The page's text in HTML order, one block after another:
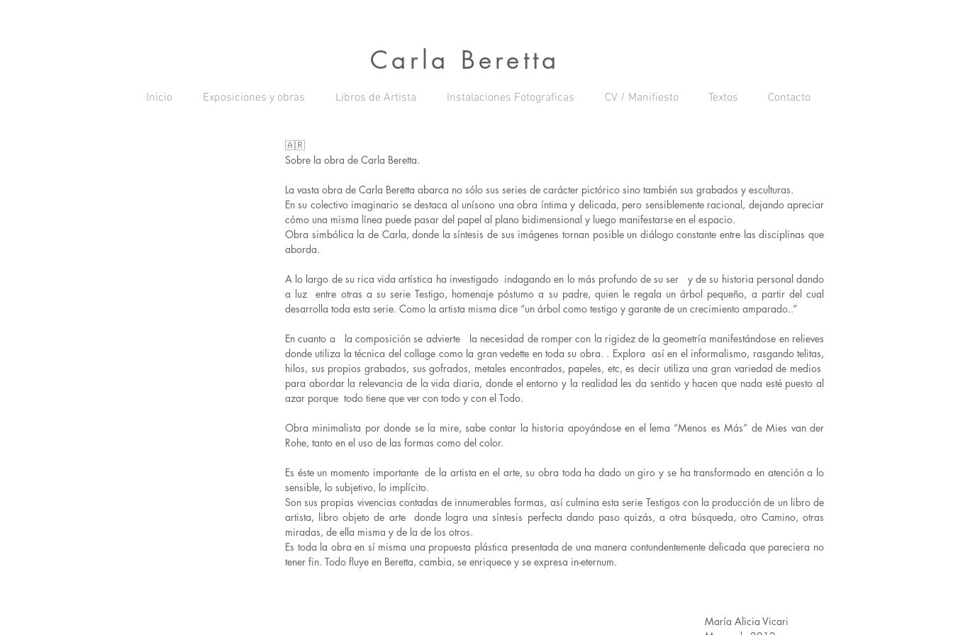
Carla Beretta
Inicio Exposiciones y obras Libros de Artista Instalaciones Fotograficas CV / Manifiesto Textos Contacto
🇦🇷
Sobre la obra de Carla Beretta.
La vasta obra de Carla Beretta abarca no sólo sus series de carácter pictórico sino también sus grabados y esculturas.
En su colectivo imaginario se destaca al unísono una obra íntima y delicada, pero sensiblemente racional, dejando apreciar
cómo una misma línea puede pasar del papel al plano bidimensional y luego manifestarse en el espacio.
Obra simbólica la de Carla, donde la síntesis de sus imágenes tornan posible un diálogo constante entre las disciplinas que
aborda.
A lo largo de su rica vida artística ha investigado indagando en lo más profundo de su ser y de su historia personal dando
a luz entre otras a su serie Testigo, homenaje póstumo a su padre, quien le regala un árbol pequeño, a partir del cual
desarrolla toda esta serie. Como la artista misma dice “un árbol como testigo y garante de un crecimiento amparado..”
En cuanto a la composición se advierte la necesidad de romper con la rigidez de la geometría manifestándose en relieves
donde utiliza la técnica del collage como la gran vedette en toda su obra. . Explora así en el informalismo, rasgando telitas,
hilos, sus propios grabados, sus gofrados, metales encontrados, papeles, etc, es decir utiliza una gran variedad de medios
para abordar la relevancia de la vida diaria, donde el entorno y la realidad les da sentido y hacen que nada esté puesto al
azar porque todo tiene que ver con todo y con el Todo.
Obra minimalista por donde se la mire, sabe contar la historia apoyándose en el lema “Menos es Más” de Mies van der
Rohe, tanto en el uso de las formas como del color.
Es éste un momento importante de la artista en el arte, su obra toda ha dado un giro y se ha transformado en atención a lo
sensible, lo subjetivo, lo implícito.
Son sus propias vivencias contadas de innumerables formas, así culmina esta serie Testigos con la producción de un libro de
artista, libro objeto de arte donde logra una síntesis perfecta dando paso quizás, a otra búsqueda, otro Camino, otras
miradas, de ella misma y de la de los otros.
Es toda la obra en sí misma una propuesta plástica presentada de una manera contundentemente delicada que pareciera no
tener fin. Todo fluye en Beretta, cambia, se enriquece y se expresa in-eternum.
María Alicia Vicari